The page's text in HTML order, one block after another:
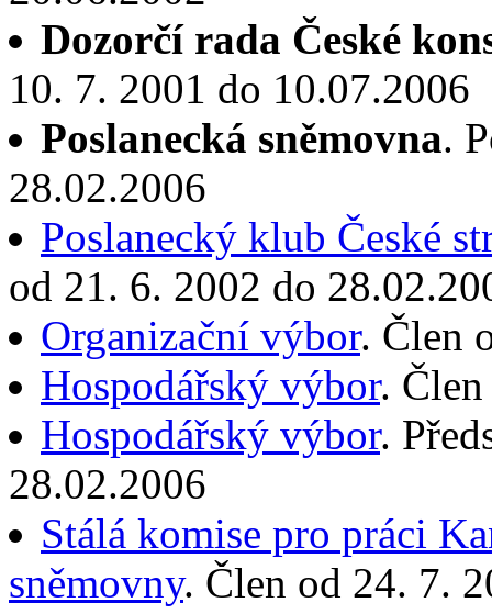
Dozorčí rada České
10. 7. 2001 do 10.07.2006
Poslanecká sněmovna.
28.02.2006
Poslanecký klub České
od 21. 6. 2002 do
Organizační výbor. Člen
Hospodářský výbor.
Hospodářský výbor.
28.02.2006
Stálá komise pro práci
sněmovny. Člen od 24. 7.